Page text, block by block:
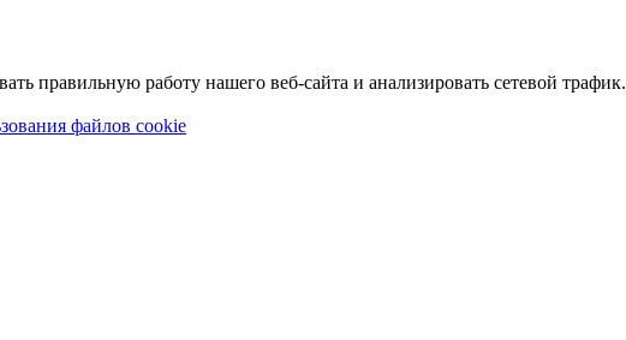
правильную работу нашего веб-сайта и анализировать сетевой трафик.
файлов cookie